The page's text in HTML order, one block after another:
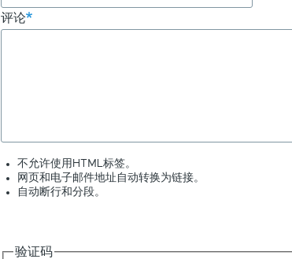
评论
不允许使用HTML标签。
网页和电子邮件地址自动转换为链接。
自动断行和分段。
验证码